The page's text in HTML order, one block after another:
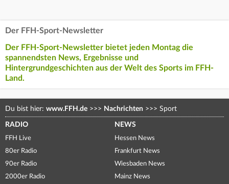
Der FFH-Sport-Newsletter
Der FFH-Sport-Newsletter bietet jeden Montag die
spannendsten News, Ergebnisse und
Hintergrundgeschichten aus der Welt des Sports im FFH-
Land.
Du bist hier: www.FFH.de >>> Nachrichten >>> Sport
RADIO
FFH Live
80er Radio
90er Radio
2000er Radio
NEWS
Hessen News
Frankfurt News
Wiesbaden News
Mainz News